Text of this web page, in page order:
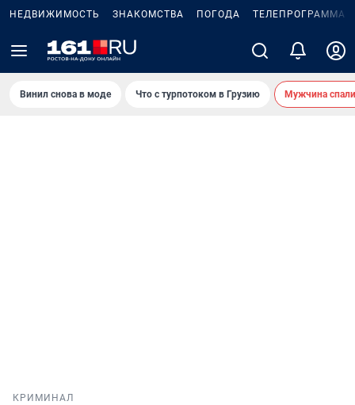
НЕДВИЖИМОСТЬ ЗНАКОМСТВА ПОГОДА ТЕЛЕПРОГРАММА
Винил снова в моде Что с турпотоком в Грузию Мужчина
КРИМИНАЛ